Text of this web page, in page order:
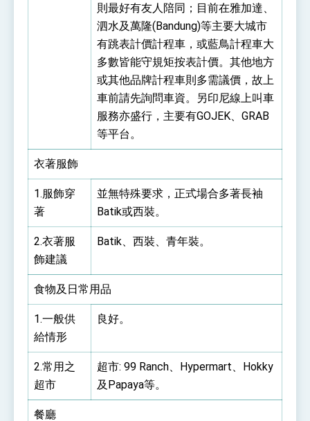
則最好有友人陪同；目前在雅加達、
泗水及萬隆(Bandung)等主要大城市
有跳表計價計程車，或藍鳥計程車大
多數皆能守規矩按表計價。其他地方
或其他品牌計程車則多需議價，故上
車前請先詢問車資。另印尼線上叫車
服務亦盛行，主要有GOJEK、GRAB
等平台。
衣著服飾
1.服飾穿
著
並無特殊要求，正式場合多著長袖
Batik或西裝。
2.衣著服
飾建議
Batik、西裝、青年裝。
食物及日常用品
1.一般供
給情形
良好。
2.常用之
超市
超市: 99 Ranch、Hypermart、Hokky
及Papaya等。
餐廳